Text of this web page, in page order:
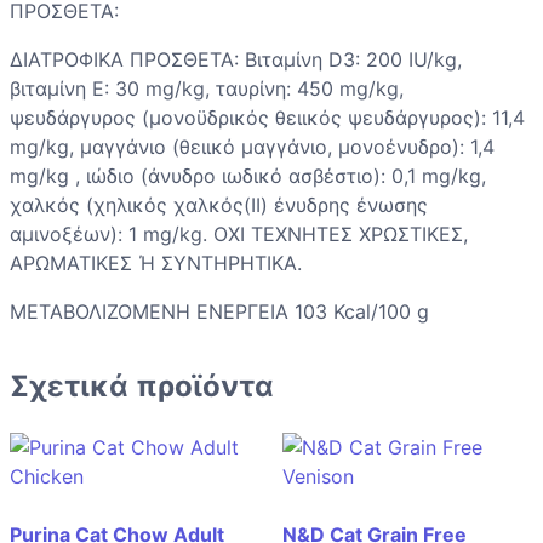
ΠΡΟΣΘΕΤΑ:
ΔΙΑΤΡΟΦΙΚΑ ΠΡΟΣΘΕΤΑ: Βιταμίνη D3: 200 IU/kg,
βιταμίνη Ε: 30 mg/kg, ταυρίνη: 450 mg/kg,
ψευδάργυρος (μονοϋδρικός θειικός ψευδάργυρος): 11,4
mg/kg, μαγγάνιο (θειικό μαγγάνιο, μονοένυδρο): 1,4
mg/kg , ιώδιο (άνυδρο ιωδικό ασβέστιο): 0,1 mg/kg,
χαλκός (χηλικός χαλκός(II) ένυδρης ένωσης
αμινοξέων): 1 mg/kg. ΟΧΙ ΤΕΧΝΗΤΕΣ ΧΡΩΣΤΙΚΕΣ,
ΑΡΩΜΑΤΙΚΕΣ Ή ΣΥΝΤΗΡΗΤΙΚΑ.
ΜΕΤΑΒΟΛΙΖΟΜΕΝΗ ΕΝΕΡΓΕΙΑ 103 Kcal/100 g
Σχετικά προϊόντα
Purina Cat Chow Adult N&D Cat Grain Free